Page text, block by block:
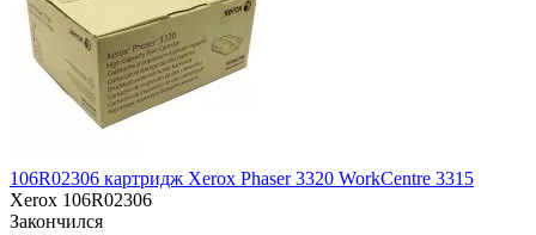
106R02306 картридж Xerox Phaser 3320 WorkCentre 3315
Xerox 106R02306
Закончился